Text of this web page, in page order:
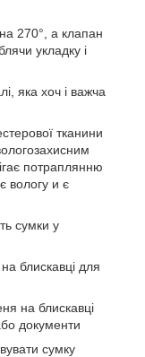
270°, а клапан
укладку і
яка хоч і важча
тканини
потраплянню
вологу и є
сумки у
блискавці для
на блискавці
документи
сумку